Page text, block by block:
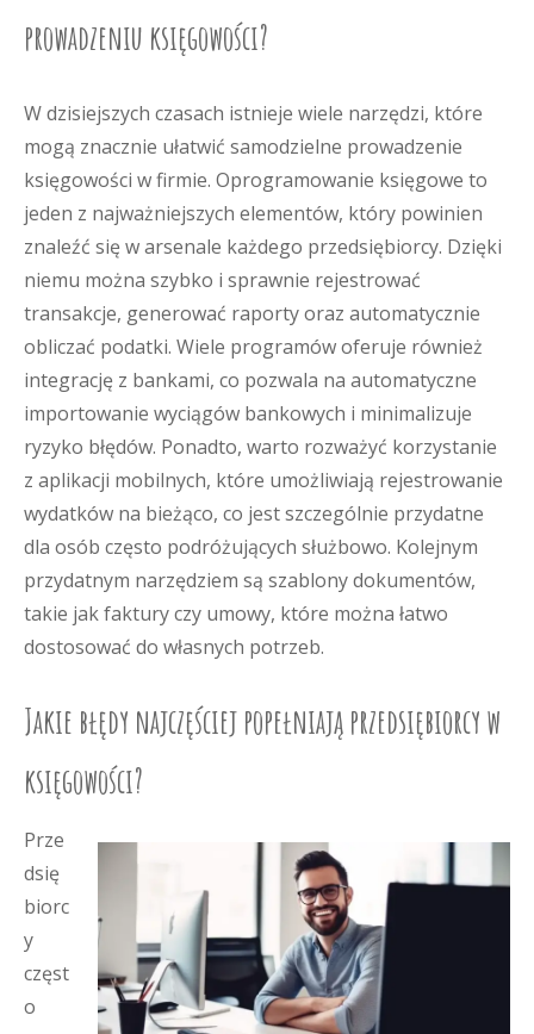
prowadzeniu księgowości?
W dzisiejszych czasach istnieje wiele narzędzi, które
mogą znacznie ułatwić samodzielne prowadzenie
księgowości w firmie. Oprogramowanie księgowe to
jeden z najważniejszych elementów, który powinien
znaleźć się w arsenale każdego przedsiębiorcy. Dzięki
niemu można szybko i sprawnie rejestrować
transakcje, generować raporty oraz automatycznie
obliczać podatki. Wiele programów oferuje również
integrację z bankami, co pozwala na automatyczne
importowanie wyciągów bankowych i minimalizuje
ryzyko błędów. Ponadto, warto rozważyć korzystanie
z aplikacji mobilnych, które umożliwiają rejestrowanie
wydatków na bieżąco, co jest szczególnie przydatne
dla osób często podróżujących służbowo. Kolejnym
przydatnym narzędziem są szablony dokumentów,
takie jak faktury czy umowy, które można łatwo
dostosować do własnych potrzeb.
Jakie błędy najczęściej popełniają przedsiębiorcy w
księgowości?
Prze
dsię
biorc
y
częst
o